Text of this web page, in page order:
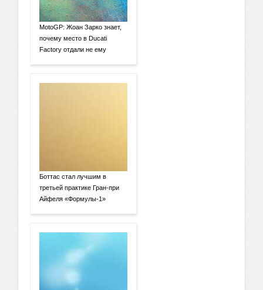
MotoGP: Жоан Зарко знает,
почему место в Ducati
Factory отдали не ему
Боттас стал лучшим в
третьей практике Гран-при
Айфеля «Формулы-1»